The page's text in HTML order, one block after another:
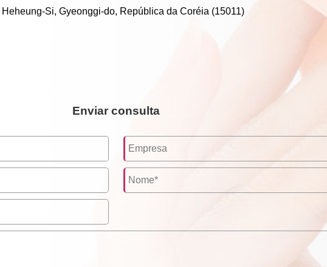
Si, Gyeonggi-do, República da Coréia (15011)
Enviar consulta